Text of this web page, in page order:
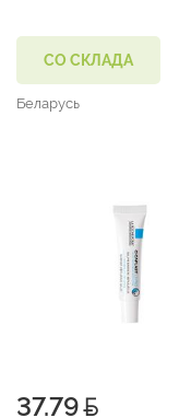
СО СКЛАДА
Беларусь
37.79